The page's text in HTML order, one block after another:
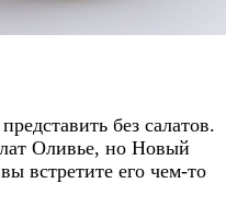
без салатов.
Оливье, но Новый
встретите его чем-то